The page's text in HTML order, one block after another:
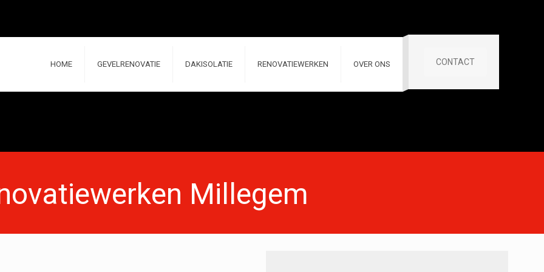
HOME GEVELRENOVATIE DAKISOLATIE RENOVATIEWERKEN OVER ONS CONTACT
Millegem